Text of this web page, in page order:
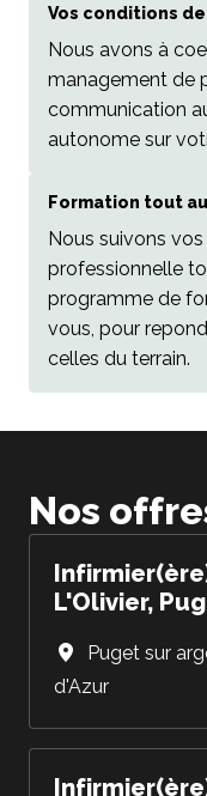
Vos conditions
Nous avons à
management de
communication
autonome sur
Formation tout
Nous suivons
professionnelle
programme de
vous, pour
celles du terrain.
Nos
L'Olivier,
Puget sur
d'Azur